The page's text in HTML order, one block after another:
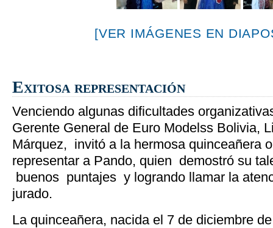
[VER IMÁGENES EN
Exitosa representación
Venciendo algunas dificultades
Gerente General de Euro Modelss Bolivia,
Márquez, invitó a la hermosa quinceañera
representar a Pando, quien demostró su
buenos puntajes y logrando llamar la
jurado.
La quinceañera, nacida el 7 de diciembre